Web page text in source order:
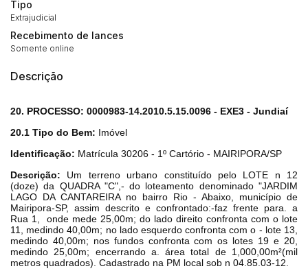
Tipo
Extrajudicial
Recebimento de lances
Somente online
Descrição
20. PROCESSO: 0000983-14.2010.5.15.0096 - EXE3 - Jundiaí
20.1 Tipo do Bem: Imóvel
Identificação: Matrícula 30206 - 1º Cartório - MAIRIPORA/SP
Descrição: Um terreno urbano constituído pelo LOTE n 12
(doze) da QUADRA "C",- do loteamento denominado "JARDIM
LAGO DA CANTAREIRA no bairro Rio - Abaixo, município de
Mairipora-SP, assim descrito e confrontado:-faz frente para. a
Rua 1,
onde mede 25,00m; do lado direito confronta com o lote
11, medindo 40,00m; no lado esquerdo confronta com o - lote 13,
medindo 40,00m; nos fundos confronta com os lotes 19 e 20,
medindo 25,00m; encerrando a. área total de 1,000,00m²(mil
metros quadrados). Cadastrado na PM local sob n 04.85.03-12.
Envie sua Proposta
(Art. 895, CPC)
Histórico de Propostas
Data Usuário Valor
Habilite-se para efetuar lances ou
propostas